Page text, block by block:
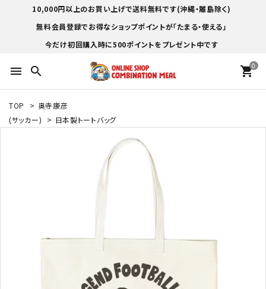
10,000円以上のお買い上げで送料無料です(沖縄・離島除く)
無料会員登録でお得なショップポイントが「たまる・使える」
今だけ初回購入時に500ポイントをプレゼント中です
menu search 0
shopping_cart
TOP > 奥寺康彦
(サッカー)
> 日本製トートバッグ